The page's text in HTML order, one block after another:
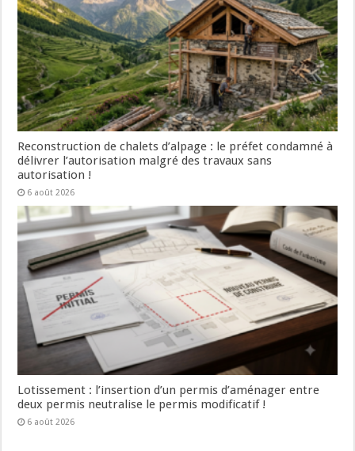
Reconstruction de chalets d’alpage : le préfet condamné à
délivrer l’autorisation malgré des travaux sans
autorisation !
6 août 2026
Lotissement : l’insertion d’un permis d’aménager entre
deux permis neutralise le permis modificatif !
6 août 2026